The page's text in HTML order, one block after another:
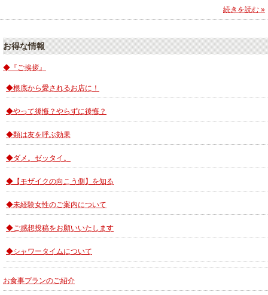
続きを読む »
お得な情報
◆『ご挨拶』
◆根底から愛されるお店に！
◆やって後悔？やらずに後悔？
◆類は友を呼ぶ効果
◆ダメ。ゼッタイ。
◆【モザイクの向こう側】を知る
◆未経験女性のご案内について
◆ご感想投稿をお願いいたします
◆シャワータイムについて
お食事プランのご紹介